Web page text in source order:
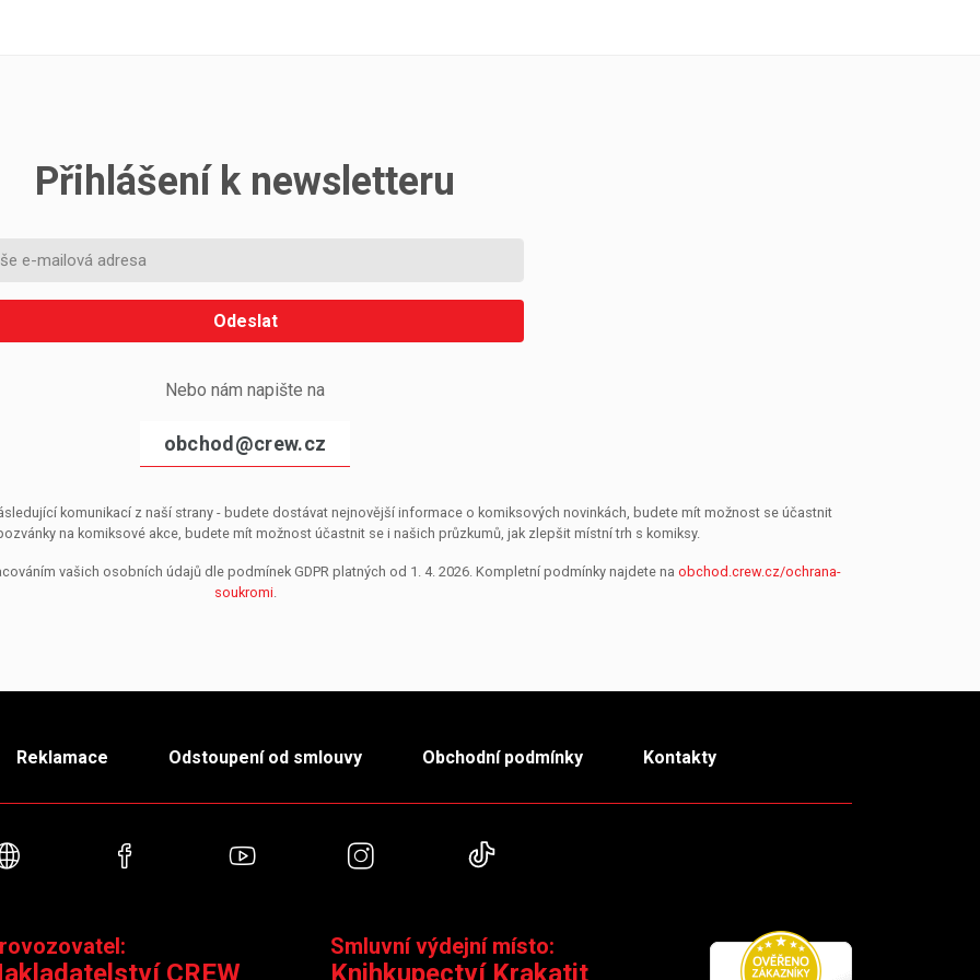
Přihlášení k newsletteru
Odeslat
Nebo nám napište na
obchod@crew.cz
komunikací z naší strany - budete dostávat nejnovější informace o komiksových novinkách, budete mít možnost se účastnit
na komiksové akce, budete mít možnost účastnit se i našich průzkumů, jak zlepšit místní trh s komiksy.
vašich osobních údajů dle podmínek GDPR platných od 1. 4. 2026. Kompletní podmínky najdete na obchod.crew.cz/ochrana-
soukromi.
Reklamace Odstoupení od smlouvy Obchodní podmínky Kontakty
Webové stránkyFacebookYouTube Instagram
CREW
Smluvní výdejní místo:
Knihkupectví Krakatit